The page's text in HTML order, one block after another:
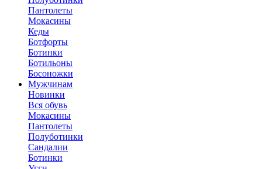
Пантолеты
Мокасины
Кеды
Ботфорты
Ботинки
Ботильоны
Босоножки
Мужчинам
Новинки
Вся обувь
Мокасины
Пантолеты
Полуботинки
Сандалии
Ботинки